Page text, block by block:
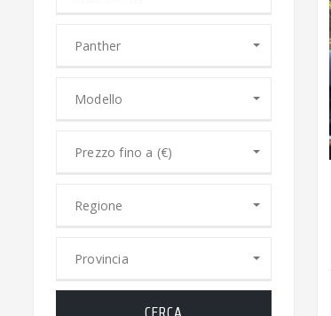
Panther
Modello
Prezzo fino a (€)
Regione
Provincia